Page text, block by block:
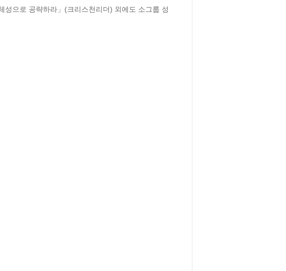
으로 공략하라」(크리스천리더) 외에도 소그룹 성